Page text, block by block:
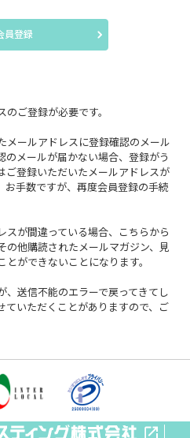
員登録
ご登録が必要です。
メールアドレスに登録確認のメール
のメールが届かない場合、登録がう
ご登録いただいたメールアドレスが
お手数ですが、再度会員登録の手続
スが間違っている場合、こちらから
の他購読されたメールマガジン、見
ができないことになります。
、送信不能のエラーで戻ってきてし
ていただくことがありますので、ご